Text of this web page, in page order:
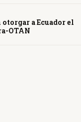
a Ecuador el
OTAN